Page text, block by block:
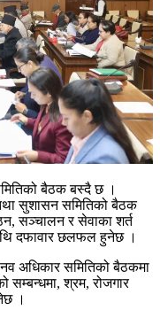
बैठक बस्दै छ ।
सुशासन समितिको बैठक
सञ्चालन र सेवाका शर्त
दफावार छलफल हुनेछ ।
अधिकार समितिको बैठकमा
सम्बन्धमा, श्रम, रोजगार
।